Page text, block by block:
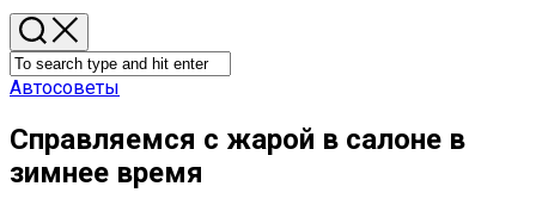
Автосоветы
Справляемся с жарой в салоне в
зимнее время